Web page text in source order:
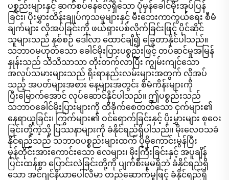
ပစ္စည်းများနှင့် ဆက်စပ်နေလေ့ရှိသော ပုံမှန်ခေါင်မိုးအုပ်ပြန်
ခြင်း၊ ပိုးမွှားထိန်းချုပ်ကုသမှုများနှင့် မီးဘေးကာကွယ်ရေး စီမံ
ချက်များ လိုအပ်ခြင်းကို ဖယ်ရှားပစ်လိုက်ခြင်းဖြင့် ပိုင်ဆိုင်
သူများသည် နှစ်စဉ် ဒေါ်လာ ထောင်ချီ၍ ခြွေတာနိုင်ပါသည်။
သဘာဝမဟုတ်သော ခေါင်မိုးပြားပစ္စည်းဖြင့် တပ်ဆင်မှုအမြန်
နှုန်းသည် သိသိသာသာ တိုးတက်လာပြီး ကျွမ်းကျင်သော
အလုပ်သမားများသည် ရိုးရာနည်းလမ်းများအတွက် လိုအပ်
သည့် အပတ်များအစား နေ့များအတွင်း စီမံကိန်းများကို
ပြီးမြောက်အောင် လုပ်ဆောင်နိုင်ပါသည်။ ဤပစ္စည်းသည်
သဘာဝခေါင်မိုးပြားများကို ထိခိုက်စေတတ်သော ငှက်များ၏
နေရာယူခြင်း၊ ကြွက်များ၏ ဝင်ရောက်ခြင်းနှင့် ပိုးမွှားများ စုဝေး
ခြင်းတို့ကဲ့သို့ ပြဿနာများကို ခံနိုင်ရည်ရှိပါသည်။ မိုးလေဝသခံ
နိုင်ရည်သည် သဘာဝပစ္စည်းများထက် ပိုမိုကောင်းမွန်ပြီး
မုန်တိုင်းအားကောင်းသော လေများ၊ မိုးကြီးခြင်းနှင့် အပူချိန်
ပြင်းထန်စွာ ပြောင်းလဲခြင်းတို့ကို ပျက်စီးမှုမရှိဘဲ ခံနိုင်ရည်ရှိ
သော အင်ဂျင်နီယာပေါ်လီမာ တည်ဆောက်မှုဖြင့် ခံနိုင်ရည်ရှိ